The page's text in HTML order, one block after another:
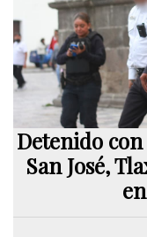
Detenido
San José,